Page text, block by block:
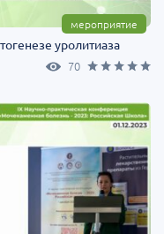
мероприятие
уролитиаза
70